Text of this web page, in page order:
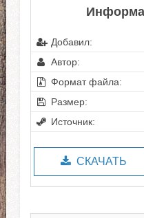
Добавил:
Автор:
Формат файла:
Размер:
Источник:
СКАЧАТЬ